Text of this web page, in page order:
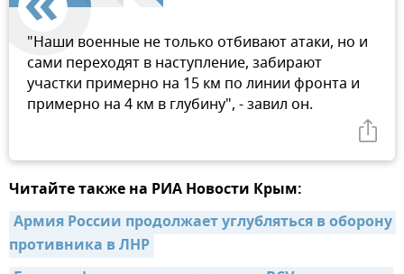
"Наши военные не только отбивают атаки, но и
сами переходят в наступление, забирают
участки примерно на 15 км по линии фронта и
примерно на 4 км в глубину", - завил он.
Читайте также на РИА Новости Крым:
Армия России продолжает углубляться в оборону
противника в ЛНР